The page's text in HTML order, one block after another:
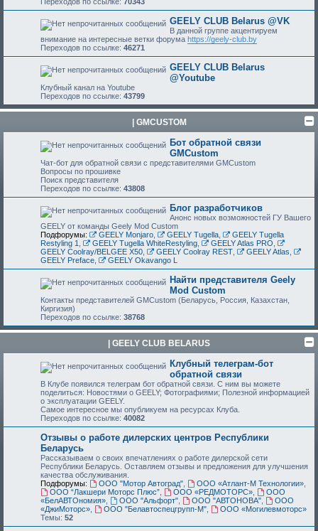
GEELY CLUB Belarus @VK
В данной группе акцентируем
внимание на интересные ветки форума https://geely-club.by
Переходов по ссылке: 46271
GEELY CLUB Belarus
@Youtube
Клубный канал на Youtube
Переходов по ссылке: 43799
| GMCUSTOM
Бот обратной связи
GMCustom
Чат-бот для обратной связи с представителями GMCustom
Вопросы по прошивке
Поиск представителя
Переходов по ссылке: 43808
Блог разработчиков
Анонс новых возможностей ГУ Вашего
GEELY от команды Geely Mod Custom
Подфорумы:
GEELY Monjaro, GEELY Tugella,
GEELY Tugella
Restyling 1
GEELY Tugella WhiteRestyling, GEELY Atlas PRO
GEELY Coolray/BELGEE X50
GEELY Coolray REST, GEELY Atlas
GEELY Preface
GEELY Okavango L
Найти представителя Geely
Mod Custom
Контакты представителей GMCustom (Беларусь, Россия, Казахстан,
Киргизия)
Переходов по ссылке: 38768
| GEELY CLUB BELARUS
Клубный телеграм-бот
обратной связи
В Клубе появился телеграм бот обратной связи. С ним вы можете
поделиться: Новостями о GEELY; Фотографиями; Полезной информацией
о эксплуатации GEELY.
Самое интересное мы опубликуем на ресурсах Клуба.
Переходов по ссылке: 40082
Отзывы о работе дилерских центров Республики
Беларусь
Рассказываем о своих впечатлениях о работе дилерской сети
Республики Беларусь. Оставляем отзывы и предложения для улучшения
качества обслуживания.
Подфорумы:
ООО "Мотор Автоград", ООО «Атлант-М Технологии»,
ООО “Лакшери Моторс Плюс”, ООО «РЕДМОТОРС»,
ООО
«БелАВТОномия»
ООО "Альфорт", ООО "АВТОНОВА",
ООО
«ДжиМоторс»
ООО "Белавтоспецгрупп-М",
ООО «Могилевмоторс»
Темы: 52